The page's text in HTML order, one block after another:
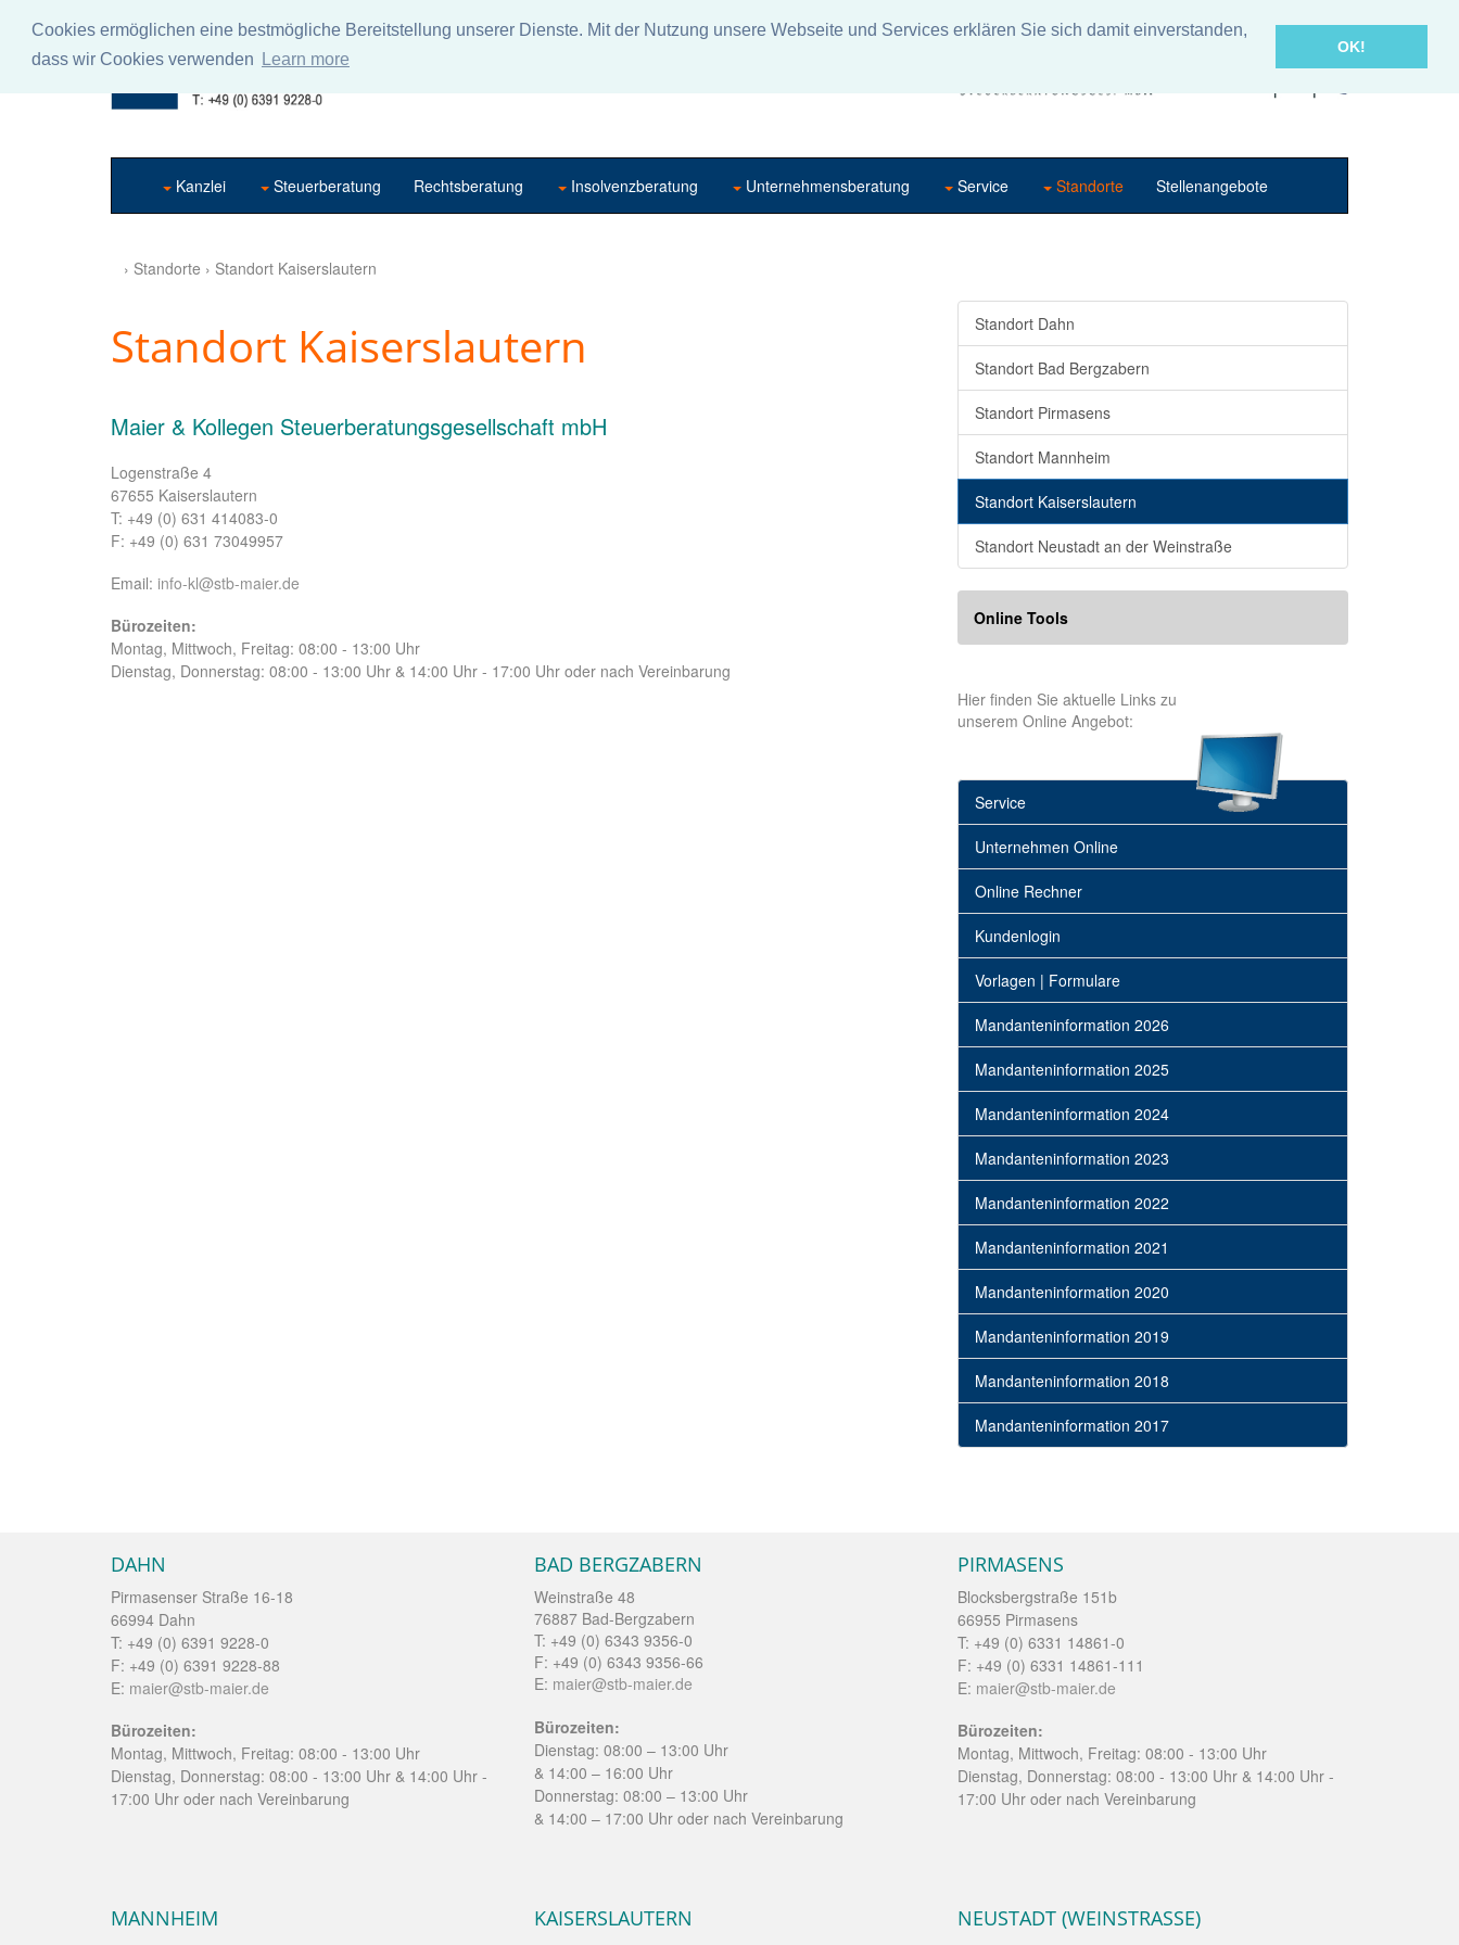
Cookies ermöglichen eine bestmögliche Bereitstellung unserer Dienste. Mit der Nutzung unsere Webseite und Services erklären Sie sich damit einverstanden,
dass wir Cookies verwenden
Learn more
OK!
Kanzlei Steuerberatung Rechtsberatung Insolvenzberatung Unternehmensberatung Service Standorte Stellenangebote
› Standorte › Standort Kaiserslautern
Standort Kaiserslautern
Maier & Kollegen Steuerberatungsgesellschaft mbH
Logenstraße 4
67655 Kaiserslautern
T: +49 (0) 631 414083-0
F: +49 (0) 631 73049957
Email: info-kl@stb-maier.de
Bürozeiten:
Montag, Mittwoch, Freitag: 08:00 - 13:00 Uhr
Dienstag, Donnerstag: 08:00 - 13:00 Uhr & 14:00 Uhr - 17:00 Uhr oder nach Vereinbarung
Standort Dahn
Standort Bad Bergzabern
Standort Pirmasens
Standort Mannheim
Standort Kaiserslautern
Standort Neustadt an der Weinstraße
Online Tools
Hier finden Sie aktuelle Links zu
unserem Online Angebot:
Service
Unternehmen Online
Online Rechner
Kundenlogin
Vorlagen | Formulare
Mandanteninformation 2026
Mandanteninformation 2025
Mandanteninformation 2024
Mandanteninformation 2023
Mandanteninformation 2022
Mandanteninformation 2021
Mandanteninformation 2020
Mandanteninformation 2019
Mandanteninformation 2018
Mandanteninformation 2017
DAHN
Pirmasenser Straße 16-18
66994 Dahn
T: +49 (0) 6391 9228-0
F: +49 (0) 6391 9228-88
E: maier@stb-maier.de
Bürozeiten:
Montag, Mittwoch, Freitag: 08:00 - 13:00 Uhr
Dienstag, Donnerstag: 08:00 - 13:00 Uhr & 14:00 Uhr -
17:00 Uhr oder nach Vereinbarung
BAD BERGZABERN
Weinstraße 48
76887 Bad-Bergzabern
T: +49 (0) 6343 9356-0
F: +49 (0) 6343 9356-66
E: maier@stb-maier.de
Bürozeiten:
Dienstag: 08:00 – 13:00 Uhr
& 14:00 – 16:00 Uhr
Donnerstag: 08:00 – 13:00 Uhr
& 14:00 – 17:00 Uhr oder nach Vereinbarung
PIRMASENS
Blocksbergstraße 151b
66955 Pirmasens
T: +49 (0) 6331 14861-0
F: +49 (0) 6331 14861-111
E: maier@stb-maier.de
Bürozeiten:
Montag, Mittwoch, Freitag: 08:00 - 13:00 Uhr
Dienstag, Donnerstag: 08:00 - 13:00 Uhr & 14:00 Uhr -
17:00 Uhr oder nach Vereinbarung
MANNHEIM KAISERSLAUTERN NEUSTADT (WEINSTRASSE)